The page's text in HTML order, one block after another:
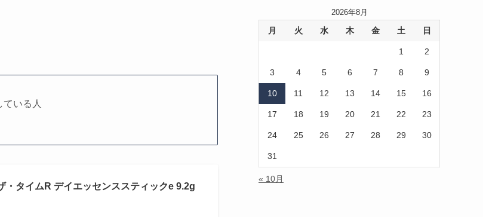
いる人
・タイムR デイエッセンススティックe 9.2g
2026年8月
月 火 水 木 金 土 日
1 2
3 4 5 6 7 8 9
10 11 12 13 14 15 16
17 18 19 20 21 22 23
24 25 26 27 28 29 30
31
« 10月